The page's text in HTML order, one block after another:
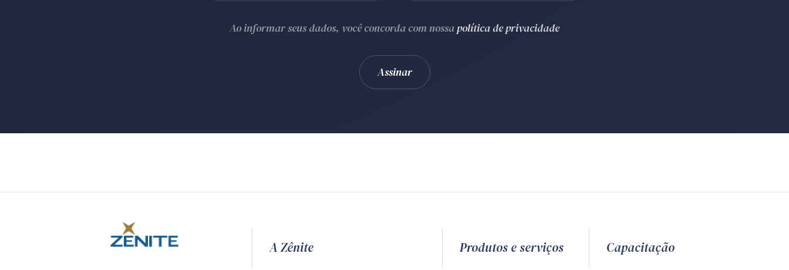
Ao informar seus dados, você concorda com nossapolítica de privacidade
A Zênite Produtos e serviços Capacitação